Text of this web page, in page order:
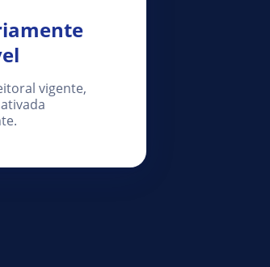
vigente,